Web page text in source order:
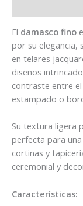
El damasco fino
por su elegancia,
en telares
diseños
contraste entre
estampado o
Su textura ligera
perfecta para
cortinas y
ceremonial y
Características: